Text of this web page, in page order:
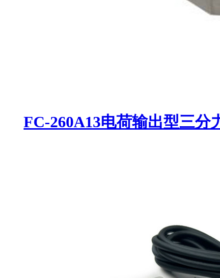
FC-260A13电荷输出型三分